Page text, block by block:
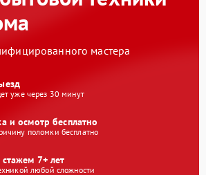
мастера
уже через 30 минут
и осмотр бесплатно
поломки бесплатно
7+ лет
любой сложности